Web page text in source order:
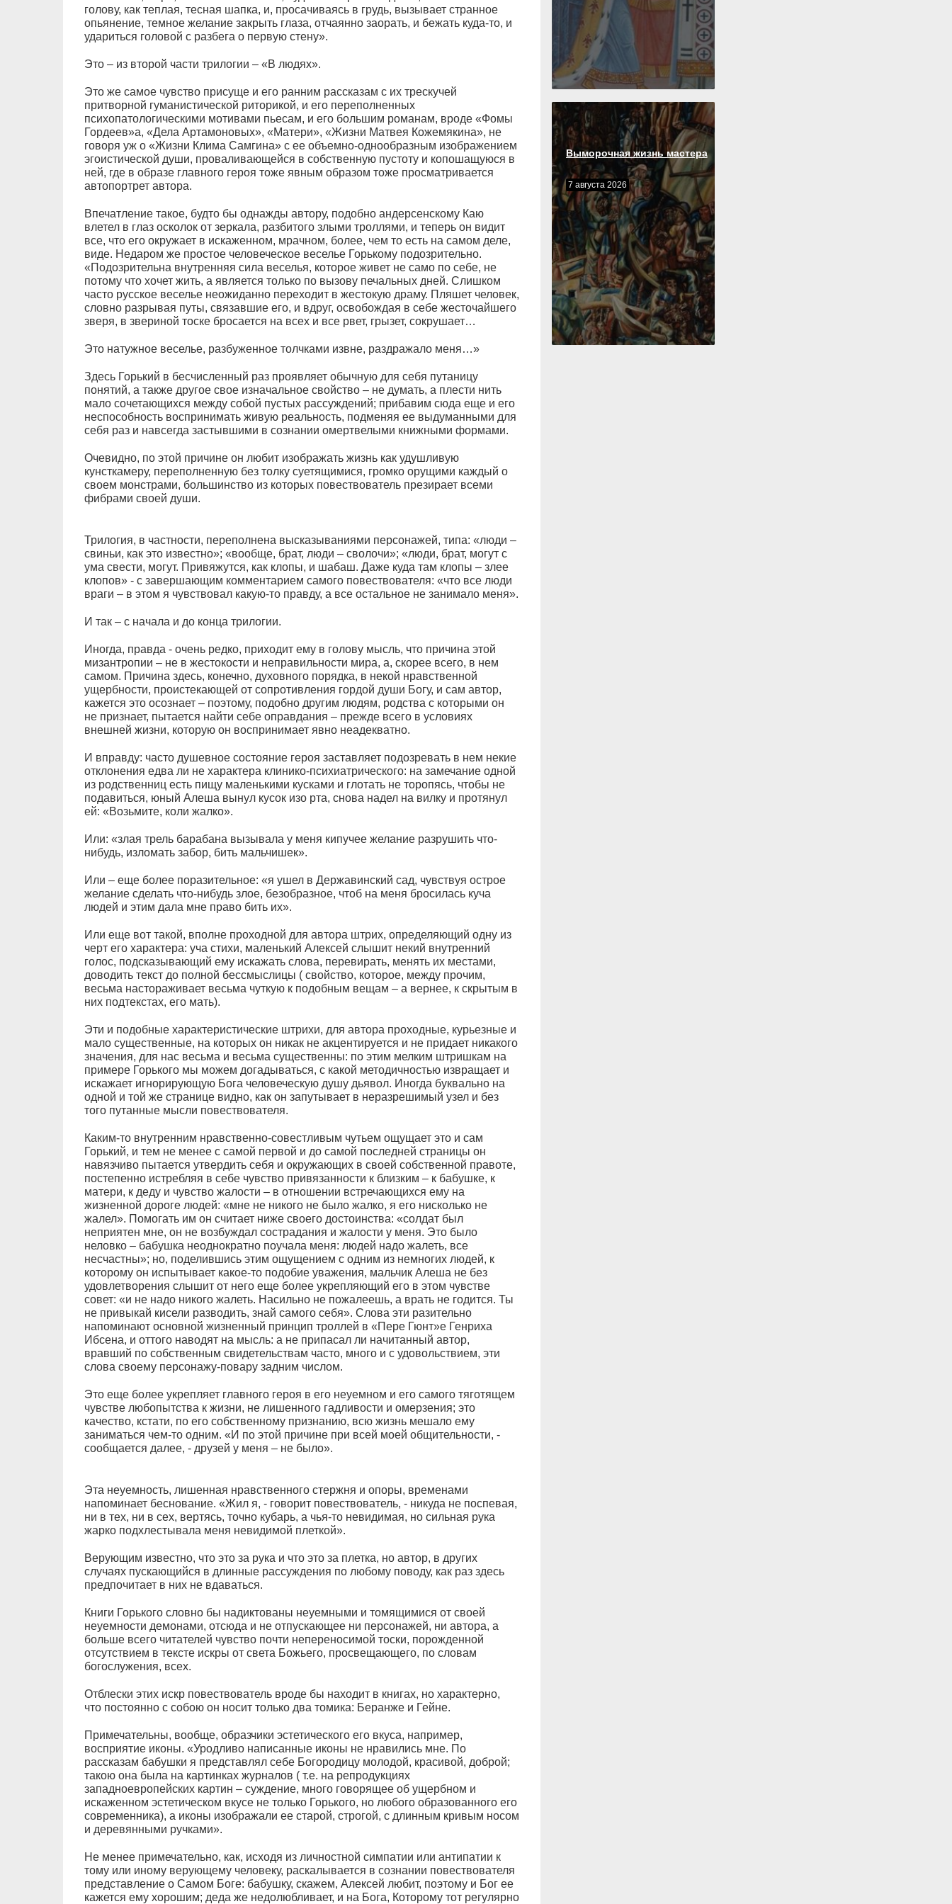
голову, как теплая, тесная шапка, и, просачиваясь в грудь, вызывает странное
опьянение, темное желание закрыть глаза, отчаянно заорать, и бежать куда-то, и
удариться головой с разбега о первую стену».
Это – из второй части трилогии – «В людях».
Это же самое чувство присуще и его ранним рассказам с их трескучей
притворной гуманистической риторикой, и его переполненных
психопатологическими мотивами пьесам, и его большим романам, вроде «Фомы
Гордеев»а, «Дела Артамоновых», «Матери», «Жизни Матвея Кожемякина», не
говоря уж о «Жизни Клима Самгина» с ее объемно-однообразным изображением
эгоистической души, проваливающейся в собственную пустоту и копошащуюся в
ней, где в образе главного героя тоже явным образом тоже просматривается
автопортрет автора.
Впечатление такое, будто бы однажды автору, подобно андерсенскому Каю
влетел в глаз осколок от зеркала, разбитого злыми троллями, и теперь он видит
все, что его окружает в искаженном, мрачном, более, чем то есть на самом деле,
виде. Недаром же простое человеческое веселье Горькому подозрительно.
«Подозрительна внутренняя сила веселья, которое живет не само по себе, не
потому что хочет жить, а является только по вызову печальных дней. Слишком
часто русское веселье неожиданно переходит в жестокую драму. Пляшет человек,
словно разрывая путы, связавшие его, и вдруг, освобождая в себе жесточайшего
зверя, в звериной тоске бросается на всех и все рвет, грызет, сокрушает…
Это натужное веселье, разбуженное толчками извне, раздражало меня…»
Здесь Горький в бесчисленный раз проявляет обычную для себя путаницу
понятий, а также другое свое изначальное свойство – не думать, а плести нить
мало сочетающихся между собой пустых рассуждений; прибавим сюда еще и его
неспособность воспринимать живую реальность, подменяя ее выдуманными для
себя раз и навсегда застывшими в сознании омертвелыми книжными формами.
Очевидно, по этой причине он любит изображать жизнь как удушливую
кунсткамеру, переполненную без толку суетящимися, громко орущими каждый о
своем монстрами, большинство из которых повествователь презирает всеми
фибрами своей души.
Трилогия, в частности, переполнена высказываниями персонажей, типа: «люди –
свиньи, как это известно»; «вообще, брат, люди – сволочи»; «люди, брат, могут с
ума свести, могут. Привяжутся, как клопы, и шабаш. Даже куда там клопы – злее
клопов» - с завершающим комментарием самого повествователя: «что все люди
враги – в этом я чувствовал какую-то правду, а все остальное не занимало меня».
И так – с начала и до конца трилогии.
Иногда, правда - очень редко, приходит ему в голову мысль, что причина этой
мизантропии – не в жестокости и неправильности мира, а, скорее всего, в нем
самом. Причина здесь, конечно, духовного порядка, в некой нравственной
ущербности, проистекающей от сопротивления гордой души Богу, и сам автор,
кажется это осознает – поэтому, подобно другим людям, родства с которыми он
не признает, пытается найти себе оправдания – прежде всего в условиях
внешней жизни, которую он воспринимает явно неадекватно.
И вправду: часто душевное состояние героя заставляет подозревать в нем некие
отклонения едва ли не характера клинико-психиатрического: на замечание одной
из родственниц есть пищу маленькими кусками и глотать не торопясь, чтобы не
подавиться, юный Алеша вынул кусок изо рта, снова надел на вилку и протянул
ей: «Возьмите, коли жалко».
Или: «злая трель барабана вызывала у меня кипучее желание разрушить что-
нибудь, изломать забор, бить мальчишек».
Или – еще более поразительное: «я ушел в Державинский сад, чувствуя острое
желание сделать что-нибудь злое, безобразное, чтоб на меня бросилась куча
людей и этим дала мне право бить их».
Или еще вот такой, вполне проходной для автора штрих, определяющий одну из
черт его характера: уча стихи, маленький Алексей слышит некий внутренний
голос, подсказывающий ему искажать слова, перевирать, менять их местами,
доводить текст до полной бессмыслицы ( свойство, которое, между прочим,
весьма настораживает весьма чуткую к подобным вещам – а вернее, к скрытым в
них подтекстах, его мать).
Эти и подобные характеристические штрихи, для автора проходные, курьезные и
мало существенные, на которых он никак не акцентируется и не придает никакого
значения, для нас весьма и весьма существенны: по этим мелким штришкам на
примере Горького мы можем догадываться, с какой методичностью извращает и
искажает игнорирующую Бога человеческую душу дьявол. Иногда буквально на
одной и той же странице видно, как он запутывает в неразрешимый узел и без
того путанные мысли повествователя.
Каким-то внутренним нравственно-совестливым чутьем ощущает это и сам
Горький, и тем не менее с самой первой и до самой последней страницы он
навязчиво пытается утвердить себя и окружающих в своей собственной правоте,
постепенно истребляя в себе чувство привязанности к близким – к бабушке, к
матери, к деду и чувство жалости – в отношении встречающихся ему на
жизненной дороге людей: «мне не никого не было жалко, я его нисколько не
жалел». Помогать им он считает ниже своего достоинства: «солдат был
неприятен мне, он не возбуждал сострадания и жалости у меня. Это было
неловко – бабушка неоднократно поучала меня: людей надо жалеть, все
несчастны»; но, поделившись этим ощущением с одним из немногих людей, к
которому он испытывает какое-то подобие уважения, мальчик Алеша не без
удовлетворения слышит от него еще более укрепляющий его в этом чувстве
совет: «и не надо никого жалеть. Насильно не пожалеешь, а врать не годится. Ты
не привыкай кисели разводить, знай самого себя». Слова эти разительно
напоминают основной жизненный принцип троллей в «Пере Гюнт»е Генриха
Ибсена, и оттого наводят на мысль: а не припасал ли начитанный автор,
вравший по собственным свидетельствам часто, много и с удовольствием, эти
слова своему персонажу-повару задним числом.
Это еще более укрепляет главного героя в его неуемном и его самого тяготящем
чувстве любопытства к жизни, не лишенного гадливости и омерзения; это
качество, кстати, по его собственному признанию, всю жизнь мешало ему
заниматься чем-то одним. «И по этой причине при всей моей общительности, -
сообщается далее, - друзей у меня – не было».
Эта неуемность, лишенная нравственного стержня и опоры, временами
напоминает беснование. «Жил я, - говорит повествователь, - никуда не поспевая,
ни в тех, ни в сех, вертясь, точно кубарь, а чья-то невидимая, но сильная рука
жарко подхлестывала меня невидимой плеткой».
Верующим известно, что это за рука и что это за плетка, но автор, в других
случаях пускающийся в длинные рассуждения по любому поводу, как раз здесь
предпочитает в них не вдаваться.
Книги Горького словно бы надиктованы неуемными и томящимися от своей
неуемности демонами, отсюда и не отпускающее ни персонажей, ни автора, а
больше всего читателей чувство почти непереносимой тоски, порожденной
отсутствием в тексте искры от света Божьего, просвещающего, по словам
богослужения, всех.
Отблески этих искр повествователь вроде бы находит в книгах, но характерно,
что постоянно с собою он носит только два томика: Беранже и Гейне.
Примечательны, вообще, образчики эстетического его вкуса, например,
восприятие иконы. «Уродливо написанные иконы не нравились мне. По
рассказам бабушки я представлял себе Богородицу молодой, красивой, доброй;
такою она была на картинках журналов ( т.е. на репродукциях
западноевропейских картин – суждение, много говорящее об ущербном и
искаженном эстетическом вкусе не только Горького, но любого образованного его
современника), а иконы изображали ее старой, строгой, с длинным кривым носом
и деревянными ручками».
Не менее примечательно, как, исходя из личностной симпатии или антипатии к
тому или иному верующему человеку, раскалывается в сознании повествователя
представление о Самом Боге: бабушку, скажем, Алексей любит, поэтому и Бог ее
кажется ему хорошим; деда же недолюбливает, и на Бога, Которому тот регулярно
Выморочная жизнь мастера
7 августа 2026